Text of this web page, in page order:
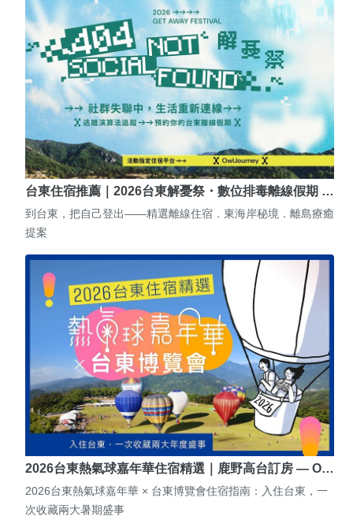
台東住宿推薦｜2026台東解憂祭・數位排毒離線假期 …
到台東，把自己登出——精選離線住宿．東海岸秘境．離島療癒
提案
2026台東熱氣球嘉年華住宿精選｜鹿野高台訂房 — O…
2026台東熱氣球嘉年華 × 台東博覽會住宿指南：入住台東，一
次收藏兩大暑期盛事